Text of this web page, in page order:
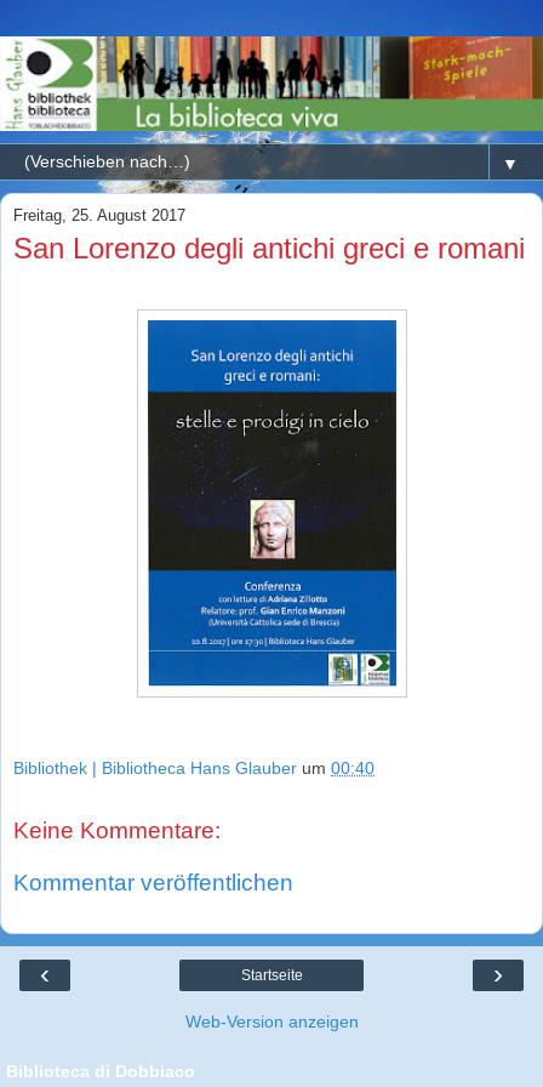
▼
Freitag, 25. August 2017
San Lorenzo degli antichi greci e romani
Bibliothek | Bibliotheca Hans Glauber um 00:40
Keine Kommentare:
Kommentar veröffentlichen
‹ ›
Startseite
Web-Version anzeigen
Biblioteca di Dobbiaco